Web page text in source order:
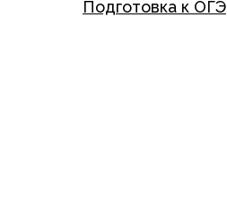
Подготовка к ОГЭ